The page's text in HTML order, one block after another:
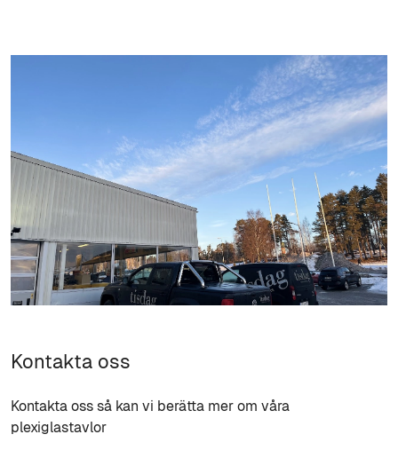
Kontakta oss
Kontakta oss så kan vi berätta mer om våra
plexiglastavlor